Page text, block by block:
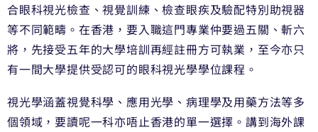
合眼科視光檢查、視覺訓練、檢查眼疾及驗配特別助視器
等不同範疇。在香港，要入職這門專業仲要過五關、斬六
將，先接受五年的大學培訓再經註冊方可執業，至今亦只
有一間大學提供受認可的眼科視光學學位課程。
視光學涵蓋視覺科學、應用光學、病理學及用藥方法等多
個領域，要讀呢一科亦唔止香港的單一選擇。講到海外課